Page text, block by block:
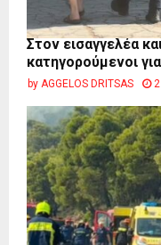
Στον εισαγγελέα
κατηγορούμενοι
by AGGELOS DRITSAS